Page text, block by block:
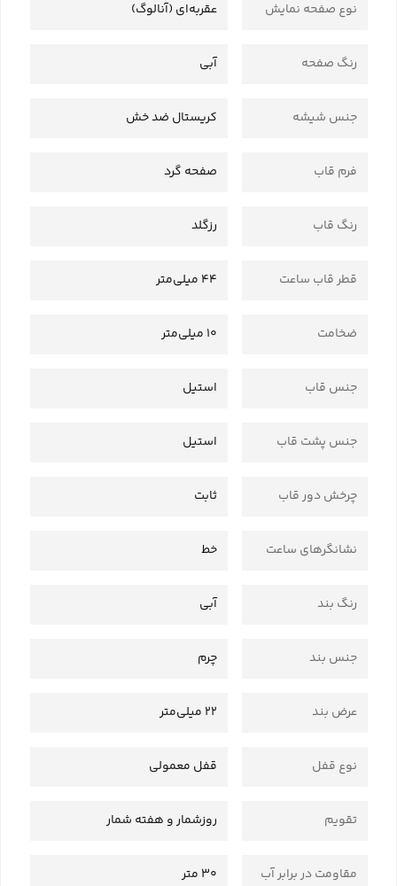
نوع صفحه نمایش عقربه‌ای (آنالوگ)
رنگ صفحه آبی
جنس شیشه کریستال ضد خش
فرم قاب صفحه گرد
رنگ قاب رزگلد
قطر قاب ساعت 44 میلی‌متر
ضخامت 10 میلی‌متر
جنس قاب استیل
جنس پشت قاب استیل
چرخش دور قاب ثابت
نشانگرهای ساعت خط
رنگ بند آبی
جنس بند چرم
عرض بند 22 میلی‌متر
نوع قفل قفل معمولی
تقویم روزشمار و هفته شمار
مقاومت در برابر آب 30 متر